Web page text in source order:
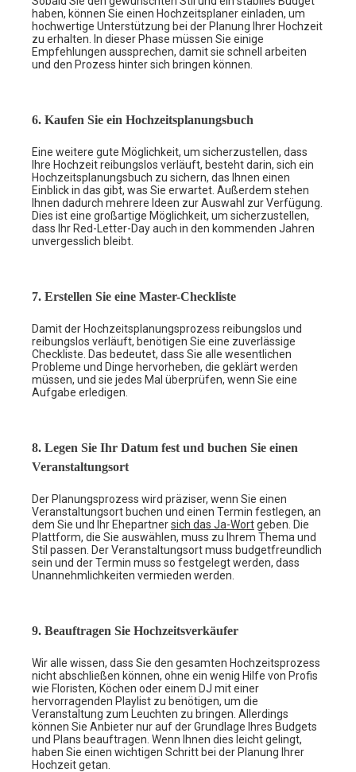
haben, können Sie einen Hochzeitsplaner einladen, um
hochwertige Unterstützung bei der Planung Ihrer Hochzeit
zu erhalten. In dieser Phase müssen Sie einige
Empfehlungen aussprechen, damit sie schnell arbeiten
und den Prozess hinter sich bringen können.
6. Kaufen Sie ein Hochzeitsplanungsbuch
Eine weitere gute Möglichkeit, um sicherzustellen, dass
Ihre Hochzeit reibungslos verläuft, besteht darin, sich ein
Hochzeitsplanungsbuch zu sichern, das Ihnen einen
Einblick in das gibt, was Sie erwartet. Außerdem stehen
Ihnen dadurch mehrere Ideen zur Auswahl zur Verfügung.
Dies ist eine großartige Möglichkeit, um sicherzustellen,
dass Ihr Red-Letter-Day auch in den kommenden Jahren
unvergesslich bleibt.
7. Erstellen Sie eine Master-Checkliste
Damit der Hochzeitsplanungsprozess reibungslos und
reibungslos verläuft, benötigen Sie eine zuverlässige
Checkliste. Das bedeutet, dass Sie alle wesentlichen
Probleme und Dinge hervorheben, die geklärt werden
müssen, und sie jedes Mal überprüfen, wenn Sie eine
Aufgabe erledigen.
8. Legen Sie Ihr Datum fest und buchen Sie einen
Veranstaltungsort
Der Planungsprozess wird präziser, wenn Sie einen
Veranstaltungsort buchen und einen Termin festlegen, an
dem Sie und Ihr Ehepartnersich das Ja-Wortgeben. Die
Plattform, die Sie auswählen, muss zu Ihrem Thema und
Stil passen. Der Veranstaltungsort muss budgetfreundlich
sein und der Termin muss so festgelegt werden, dass
Unannehmlichkeiten vermieden werden.
9. Beauftragen Sie Hochzeitsverkäufer
Wir alle wissen, dass Sie den gesamten Hochzeitsprozess
nicht abschließen können, ohne ein wenig Hilfe von Profis
wie Floristen, Köchen oder einem DJ mit einer
hervorragenden Playlist zu benötigen, um die
Veranstaltung zum Leuchten zu bringen. Allerdings
können Sie Anbieter nur auf der Grundlage Ihres Budgets
und Plans beauftragen. Wenn Ihnen dies leicht gelingt,
haben Sie einen wichtigen Schritt bei der Planung Ihrer
Hochzeit getan.